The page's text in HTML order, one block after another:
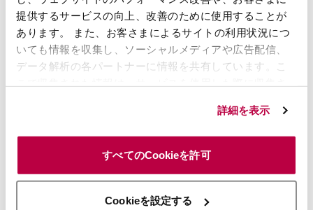
提供するサービスの向上、改善のために使用することが
あります。 また、お客さまによるサイトの利用状況につ
いても情報を収集し、ソーシャルメディアや広告配信、
データ解析の各パートナーに情報を共有しています。こ
「すべてのCookieを許可」ボタンをクリックすること
で、上記の目的のためにCookieを使用すること、お客さ
まの情報を提供先や委託先と共有することに同意いただ
れを拒否する場合は、「Cookieを無効にする」をクリッ
クしてください。Cookie設定をカスタマイズする場合は
詳細を表示
すべてのCookieを許可
Cookieを設定する
トップページに戻る